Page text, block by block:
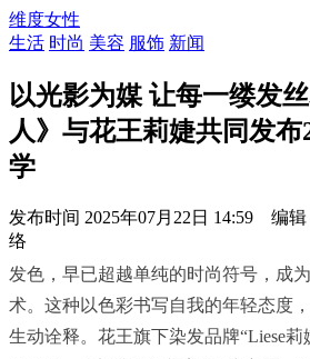
维度女性
生活 时尚 美容 服饰 新闻
以光影为媒 让每一缕发
人》与花王莉婕共同发布
学
发布时间 2025年07月22日 14:59 编
络
发色，早已超越单纯的时尚符号，成
术。这种以色彩书写自我的年轻态度
生动诠释。花王旗下染发品牌“Liese莉